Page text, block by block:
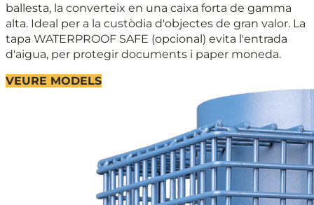
ballesta, la converteix en una caixa forta de gamma
alta. Ideal per a la custòdia d'objectes de gran valor. La
tapa WATERPROOF SAFE (opcional) evita l'entrada
d'aigua, per protegir documents i paper moneda.
VEURE MODELS